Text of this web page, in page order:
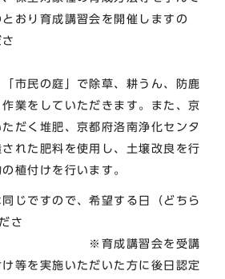
おり育成講習会を開催しますの
市民の庭」で除草、耕うん、防鹿
業をしていただきます。また、京
だく堆肥、京都府洛南浄化センタ
れた肥料を使用し、土壌改良を行
植付けを行います。
じですので、希望する日（どちら
さ
講習会を受講
等を実施いただいた方に後日認定